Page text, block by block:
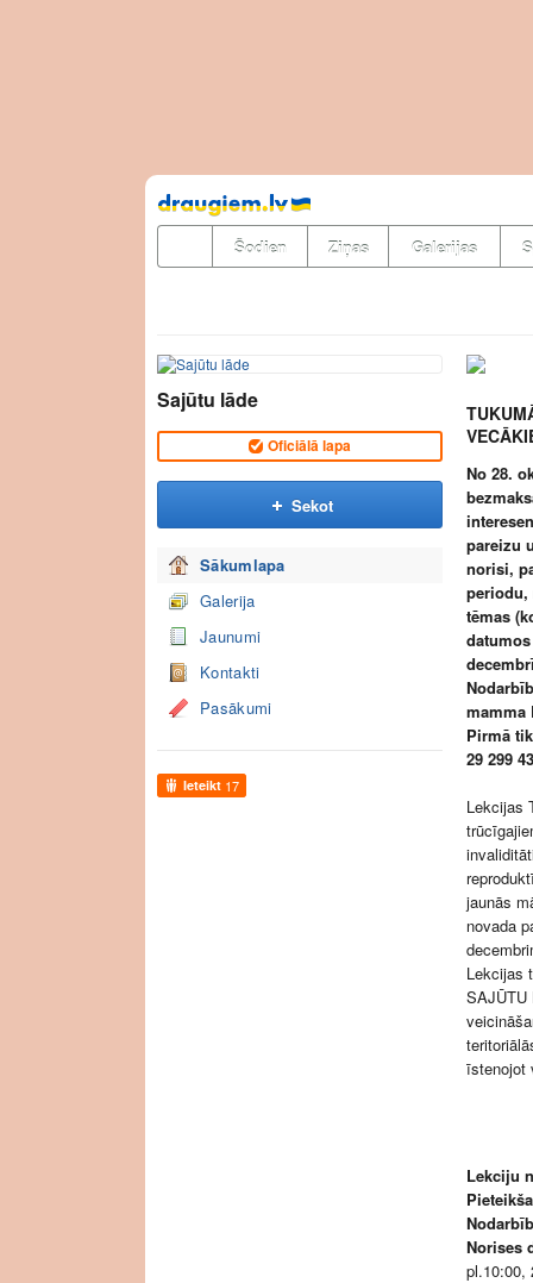
Pāriet
uz
saturu
Šodien Ziņas Galerijas
Sajūtu lāde
Oficiālā lapa
Sekot
Sākumlapa
Galerija
Jaunumi
Kontakti
Pasākumi
Ieteikt 17
No 28.
pareizu
norisi,
periodu,
tēmas
mamma
Pirmā
29 299
Lekcijas
jaunās
novada
Lekcijas
SAJŪTU
īstenojot
Lekciju
Norises
pl.10:00,